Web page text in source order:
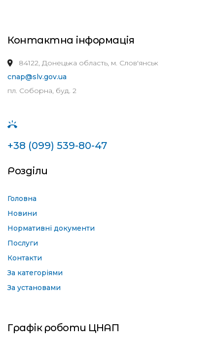
Контактна інформація
84122, Донецька область, м. Слов'янськ
cnap@slv.gov.ua
пл. Соборна, буд. 2
+38 (099) 539-80-47
Розділи
Головна
Новини
Нормативні документи
Послуги
Контакти
За категоріями
За установами
Графік роботи ЦНАП